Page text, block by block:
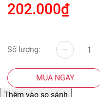
202.000₫
Số lượng:
MUA NGAY